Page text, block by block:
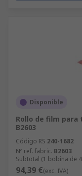
Disponible
Rollo de film para
B2603
Código RS 240-1682
Nº ref. fabric. B2603
Subtotal (1 bobina de
94,39 €(exc. IVA)